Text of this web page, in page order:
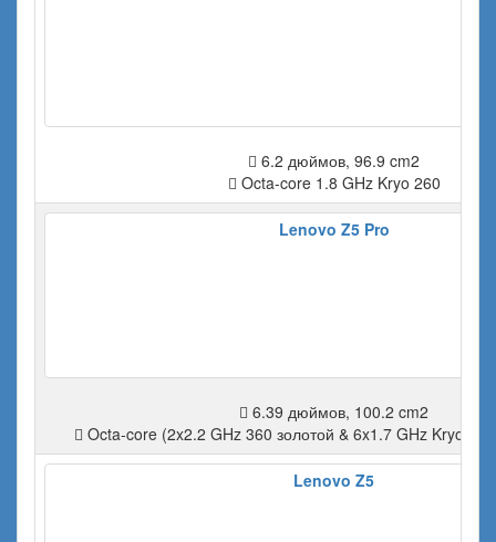
6.2 дюймов, 96.9 cm2
Octa-core 1.8 GHz Kryo 260
Lenovo Z5 Pro
6.39 дюймов, 100.2 cm2
Octa-core (2x2.2 GHz 360 золотой & 6x1.7 GHz Kryo
Lenovo Z5